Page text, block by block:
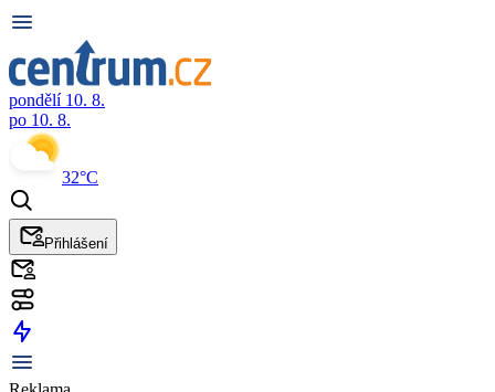
pondělí 10. 8.
po 10. 8.
32°C
Přihlášení